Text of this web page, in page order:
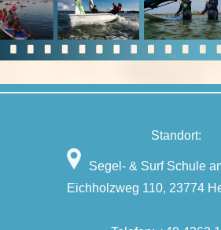
Standort:
Segel- & Surf Schule
Eichholzweg 110, 23774